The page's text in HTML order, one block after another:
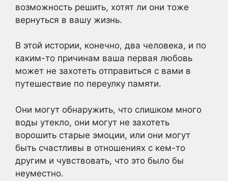
возможность решить, хотят ли они тоже
вернуться в вашу жизнь.
В этой истории, конечно, два человека, и по
каким-то причинам ваша первая любовь
может не захотеть отправиться с вами в
путешествие по переулку памяти.
Они могут обнаружить, что слишком много
воды утекло, они могут не захотеть
ворошить старые эмоции, или они могут
быть счастливы в отношениях с кем-то
другим и чувствовать, что это было бы
неуместно.